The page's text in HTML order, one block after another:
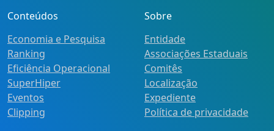
Conteúdos
Economia e Pesquisa
Ranking
Eficiência Operacional
SuperHiper
Eventos
Clipping
Sobre
Entidade
Associações Estaduais
Comitês
Localização
Expediente
Política de privacidade